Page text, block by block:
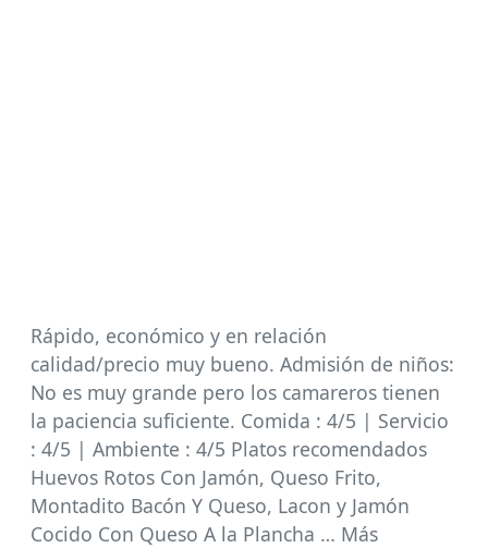
Rápido, económico y en relación
calidad/precio muy bueno. Admisión de niños:
No es muy grande pero los camareros tienen
la paciencia suficiente. Comida : 4/5 | Servicio
: 4/5 | Ambiente : 4/5 Platos recomendados
Huevos Rotos Con Jamón, Queso Frito,
Montadito Bacón Y Queso, Lacon y Jamón
Cocido Con Queso A la Plancha … Más